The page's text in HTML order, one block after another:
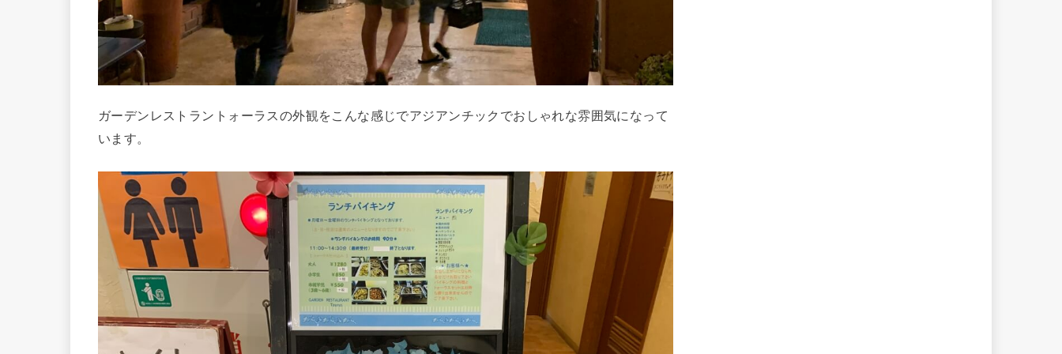
ガーデンレストラントォーラスの外観をこんな感じでアジアンチックでおしゃれな雰囲気になって
います。